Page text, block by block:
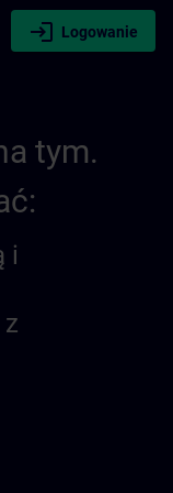
login Logowanie
tym.
i